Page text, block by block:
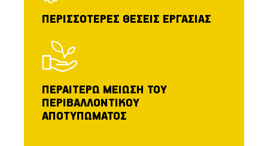
ΠΕΡΙΣΣΟΤΕΡΕΣ ΘΕΣΕΙΣ ΕΡΓΑΣΙΑΣ
ΠΕΡΑΙΤΕΡΩ ΜΕΙΩΣΗ ΤΟΥ
ΠΕΡΙΒΑΛΛΟΝΤΙΚΟΥ
ΑΠΟΤΥΠΩΜΑΤΟΣ